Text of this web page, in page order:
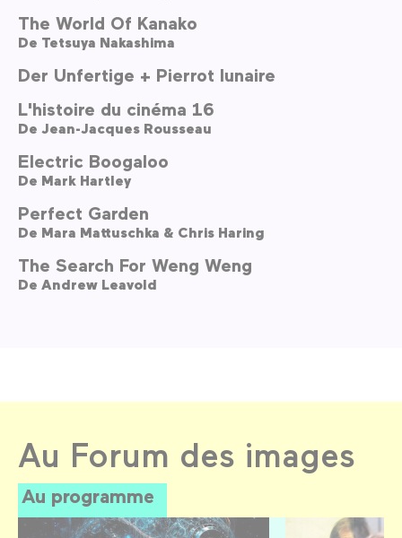
The World Of Kanako
De Tetsuya Nakashima
Der Unfertige + Pierrot lunaire
L'histoire du cinéma 16
De Jean-Jacques Rousseau
Electric Boogaloo
De Mark Hartley
Perfect Garden
De Mara Mattuschka & Chris Haring
The Search For Weng Weng
De Andrew Leavold
Au Forum des images
Au programme